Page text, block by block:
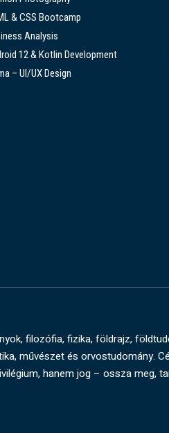
& CSS Bootcamp
Analysis
12 & Kotlin Development
– UI/UX Design
filozófia, fizika, földrajz,
művészet és orvostudomány.
hanem jog – ossza meg,